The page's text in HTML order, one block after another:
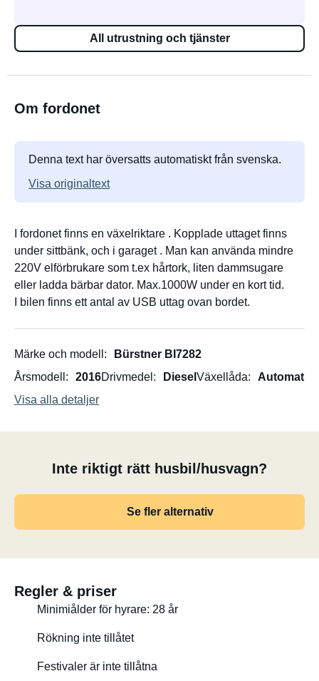
All utrustning och tjänster
Om fordonet
Denna text har översatts automatiskt från svenska.
Visa originaltext
I fordonet finns en växelriktare . Kopplade uttaget finns
under sittbänk, och i garaget . Man kan använda mindre
220V elförbrukare som t.ex hårtork, liten dammsugare
eller ladda bärbar dator. Max.1000W under en kort tid.
I bilen finns ett antal av USB uttag ovan bordet.
Märke och modell
Bürstner BI7282
Årsmodell
2016Drivmedel Diesel Växellåda
Automat
Visa alla detaljer
Inte riktigt rätt husbil/husvagn?
Se fler alternativ
Regler & priser
Minimiålder för hyrare: 28 år
Rökning inte tillåtet
Festivaler är inte tillåtna